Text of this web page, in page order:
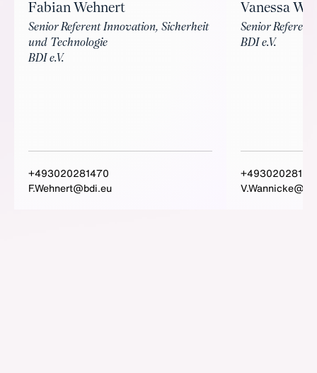
Fabian Wehnert
Senior Referent Innovation, Sicherheit
und Technologie
BDI e.V.
+493020281470
F.Wehnert@bdi.eu
Vanessa
Senior
BDI e.V.